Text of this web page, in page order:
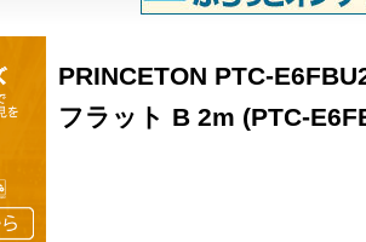
PRINCETON PTC-
フラット B 2m (PTC-